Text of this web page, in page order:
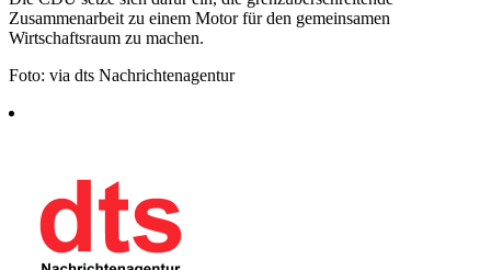
Zusammenarbeit zu einem Motor für den gemeinsamen
Wirtschaftsraum zu machen.
Foto: via dts Nachrichtenagentur